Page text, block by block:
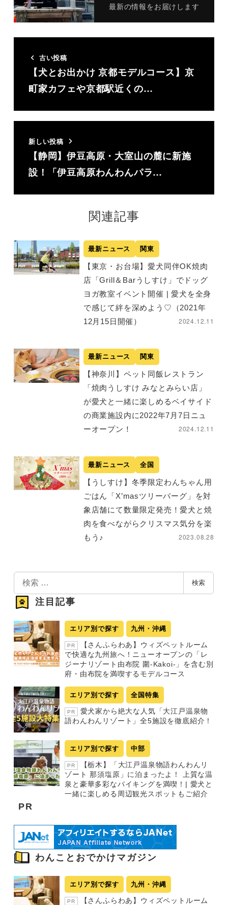
最新の情報をお届けします
古い投稿
【犬とお出かけ 京都モデルコース】京
町家カフェや京都駅近くの…
新しい投稿
【静岡】伊豆高原・大室山の麓に新施
設！「伊豆高原わんわんパラ…
関連記事
最新ニュース 関東
【東京・お台場】愛犬同伴OK焼肉
店「Grill＆Barうしすけ」でドッグ
ヨガ教室イベント開催 | 愛犬を全身
で感じて絆を深めよう♡（2021年
12月15日開催）
2024.12.11
最新ニュース 関東
【神奈川】ペット同飯レストラン
「焼肉うしすけ みなとみらい店」
が愛犬と一緒に楽しめるベイサイド
の商業施設内に2022年7月7日ニュ
ーオープン！
2024.12.11
最新ニュース 全国
【うしすけ】冬季限定わんちゃん用
ごはん「X’masツリーバーグ」を対
象店舗にて数量限定発売！愛犬と焼
肉を食べながらクリスマス気分を楽
もう♪
2023.08.28
検
索
検索
注目記事
エリア別で探す 九州・沖縄
PR
【さんふらわあ】ウィズペットルーム
で快適な九州旅へ！ニューオープンの「レ
ジーナリゾート由布院 圍-Kakoi-」を含む別
府・由布院を満喫するモデルコース
エリア別で探す 全国特集
PR
愛犬家から絶大な人気「大江戸温泉物
語わんわんリゾート」全5施設を徹底紹介！
エリア別で探す 中部
PR
【栃木】「大江戸温泉物語わんわんリ
ゾート 那須塩原」に泊まったよ！ 上質な温
泉と豪華多彩なバイキングを満喫！| 愛犬と
一緒に楽しめる周辺観光スポットもご紹介
PR
わんことおでかけマガジン
エリア別で探す 九州・沖縄
PR
【さんふらわあ】ウィズペットルーム